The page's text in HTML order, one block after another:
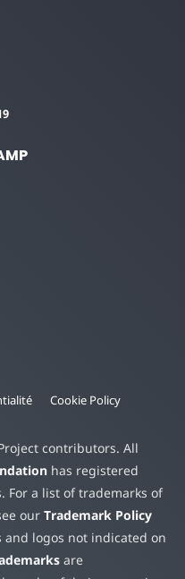
Cookie Policy
contributors. All
has registered
For a list of trademarks of
our Trademark Policy
and logos not indicated on
are